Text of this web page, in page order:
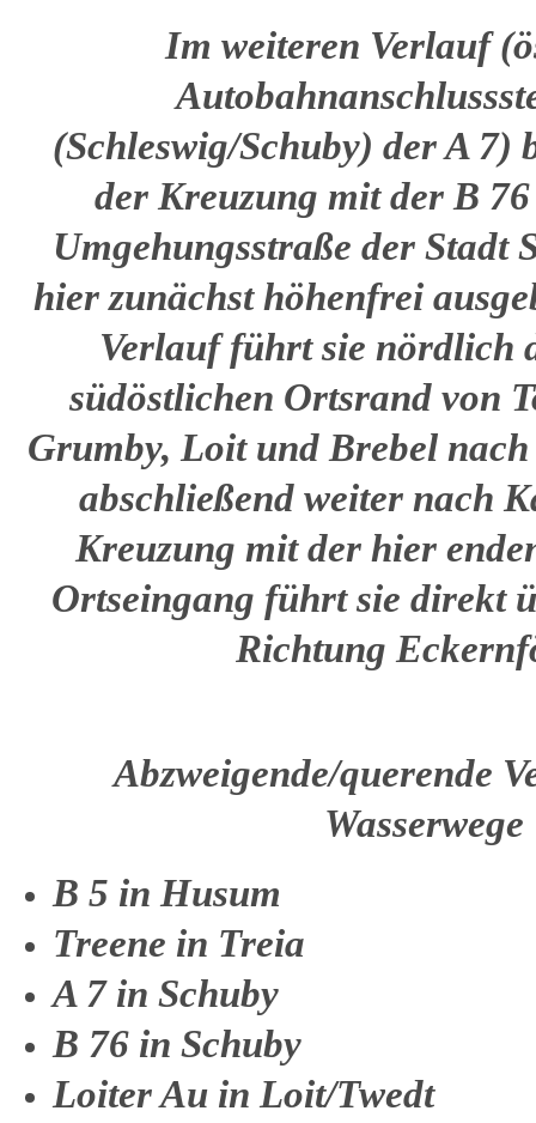
Im weiteren Verlauf
(Schleswig/Schuby) der A 7)
der Kreuzung mit der B
Umgehungsstraße der Stadt
hier zunächst höhenfrei
Verlauf führt sie nördlich
südöstlichen Ortsrand von
Grumby, Loit und Brebel
abschließend weiter nach
Kreuzung mit der hier
Ortseingang führt sie direkt
Richtung
Abzweigende/querende
Wasserwege
B 5 in Husum
Treene in Treia
A 7 in Schuby
B 76 in Schuby
Loiter Au in Loit/Twedt